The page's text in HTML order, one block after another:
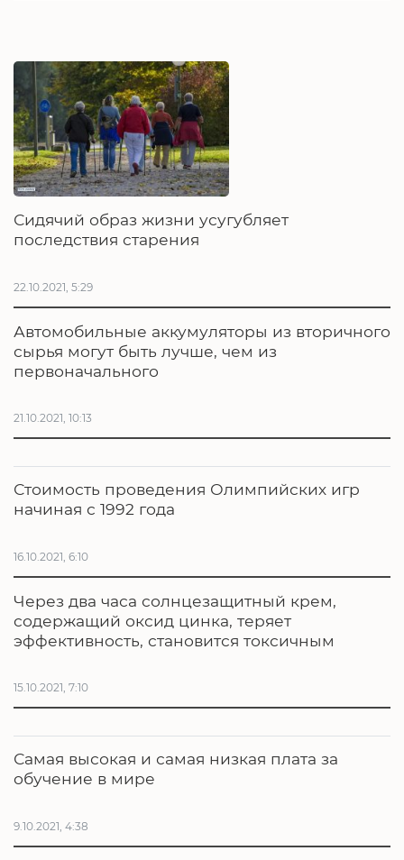
Сидячий образ жизни усугубляет
последствия старения
22.10.2021, 5:29
Автомобильные аккумуляторы из вторичного
сырья могут быть лучше, чем из
первоначального
21.10.2021, 10:13
Стоимость проведения Олимпийских игр
начиная с 1992 года
16.10.2021, 6:10
Через два часа солнцезащитный крем,
содержащий оксид цинка, теряет
эффективность, становится токсичным
15.10.2021, 7:10
Самая высокая и самая низкая плата за
обучение в мире
9.10.2021, 4:38